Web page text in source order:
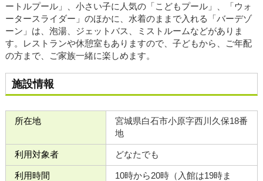
ートルプール」、小さい子に人気の「こどもプール」、「ウォ
ータースライダー」のほかに、水着のままで入れる「バーデゾ
ーン」は、泡湯、ジェットバス、ミストルームなどがありま
す。レストランや休憩室もありますので、子どもから、ご年配
の方まで、ご家族一緒に楽しめます。
施設情報
所在地
宮城県白石市小原字西川久保18番
地
利用対象者 どなたでも
利用時間 10時から20時（入館は19時ま